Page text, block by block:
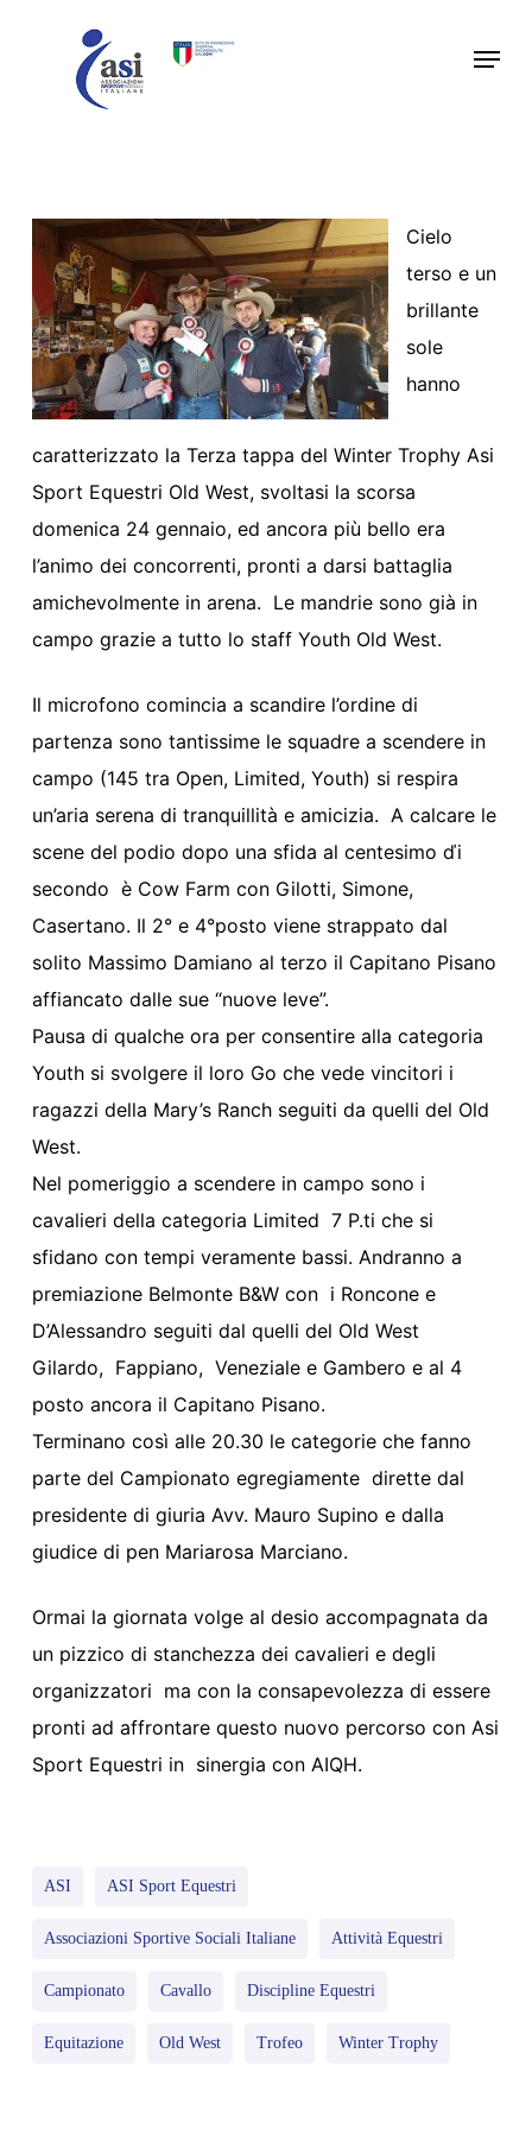
Menu
Cielo
terso e un
brillante
sole
hanno
caratterizzato la Terza tappa del Winter Trophy Asi
Sport Equestri Old West, svoltasi la scorsa
domenica 24 gennaio, ed ancora più bello era
l’animo dei concorrenti, pronti a darsi battaglia
amichevolmente in arena. Le mandrie sono già in
campo grazie a tutto lo staff Youth Old West.
Il microfono comincia a scandire l’ordine di
partenza sono tantissime le squadre a scendere in
campo (145 tra Open, Limited, Youth) si respira
un’aria serena di tranquillità e amicizia. A calcare le
scene del podio dopo una sfida al centesimo ďi
secondo è Cow Farm con Gilotti, Simone,
Casertano. Il 2° e 4°posto viene strappato dal
solito Massimo Damiano al terzo il Capitano Pisano
affiancato dalle sue “nuove leve”.
Pausa di qualche ora per consentire alla categoria
Youth si svolgere il loro Go che vede vincitori i
ragazzi della Mary’s Ranch seguiti da quelli del Old
West.
Nel pomeriggio a scendere in campo sono i
cavalieri della categoria Limited 7 P.ti che si
sfidano con tempi veramente bassi. Andranno a
premiazione Belmonte B&W con i Roncone e
D’Alessandro seguiti dal quelli del Old West
Gilardo, Fappiano, Veneziale e Gambero e al 4
posto ancora il Capitano Pisano.
Terminano così alle 20.30 le categorie che fanno
parte del Campionato egregiamente dirette dal
presidente di giuria Avv. Mauro Supino e dalla
giudice di pen Mariarosa Marciano.
Ormai la giornata volge al desio accompagnata da
un pizzico di stanchezza dei cavalieri e degli
organizzatori ma con la consapevolezza di essere
pronti ad affrontare questo nuovo percorso con Asi
Sport Equestri in sinergia con AIQH.
ASI ASI Sport Equestri
Associazioni Sportive Sociali Italiane Attività Equestri
Campionato Cavallo Discipline Equestri
Equitazione Old West Trofeo Winter Trophy